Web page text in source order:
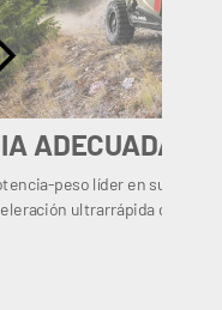
ADECUADA
peso líder en su clase,
ultrarrápida con